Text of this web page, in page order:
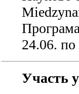
24.06.
Участь